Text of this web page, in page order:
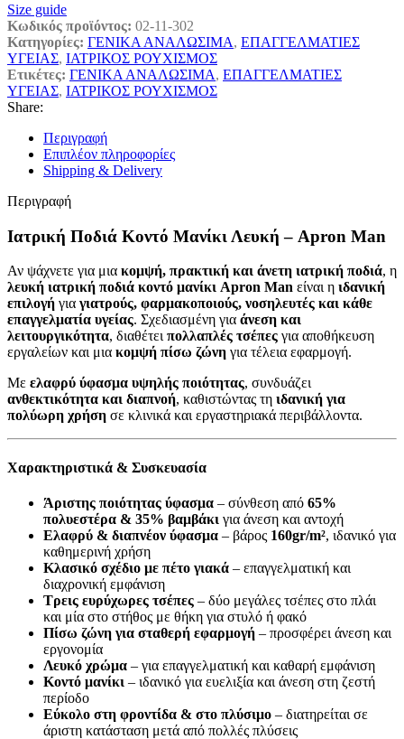
Size guide
Κωδικός προϊόντος: 02-11-302
Κατηγορίες: ΓΕΝΙΚΑ ΑΝΑΛΩΣΙΜΑ, ΕΠΑΓΓΕΛΜΑΤΙΕΣ
ΥΓΕΙΑΣ, ΙΑΤΡΙΚΟΣ ΡΟΥΧΙΣΜΟΣ
Ετικέτες: ΓΕΝΙΚΑ ΑΝΑΛΩΣΙΜΑ, ΕΠΑΓΓΕΛΜΑΤΙΕΣ
ΥΓΕΙΑΣ, ΙΑΤΡΙΚΟΣ ΡΟΥΧΙΣΜΟΣ
Share:
Περιγραφή
Επιπλέον πληροφορίες
Shipping & Delivery
Περιγραφή
Ιατρική Ποδιά Κοντό Μανίκι Λευκή – Apron Man
Αν ψάχνετε για μια κομψή, πρακτική και άνετη ιατρική ποδιά, η
λευκή ιατρική ποδιά κοντό μανίκι Apron Man είναι η ιδανική
επιλογή για γιατρούς, φαρμακοποιούς, νοσηλευτές και κάθε
επαγγελματία υγείας. Σχεδιασμένη για άνεση και
λειτουργικότητα, διαθέτει πολλαπλές τσέπες για αποθήκευση
εργαλείων και μια κομψή πίσω ζώνη για τέλεια εφαρμογή.
Με ελαφρύ ύφασμα υψηλής ποιότητας, συνδυάζει
ανθεκτικότητα και διαπνοή, καθιστώντας τη ιδανική για
πολύωρη χρήση σε κλινικά και εργαστηριακά περιβάλλοντα.
Χαρακτηριστικά & Συσκευασία
Άριστης ποιότητας ύφασμα – σύνθεση από 65%
πολυεστέρα & 35% βαμβάκι για άνεση και αντοχή
Ελαφρύ & διαπνέον ύφασμα – βάρος 160gr/m², ιδανικό για
καθημερινή χρήση
Κλασικό σχέδιο με πέτο γιακά – επαγγελματική και
διαχρονική εμφάνιση
Τρεις ευρύχωρες τσέπες – δύο μεγάλες τσέπες στο πλάι
και μία στο στήθος με θήκη για στυλό ή φακό
Πίσω ζώνη για σταθερή εφαρμογή – προσφέρει άνεση και
εργονομία
Λευκό χρώμα – για επαγγελματική και καθαρή εμφάνιση
Κοντό μανίκι – ιδανικό για ευελιξία και άνεση στη ζεστή
περίοδο
Εύκολο στη φροντίδα & στο πλύσιμο – διατηρείται σε
άριστη κατάσταση μετά από πολλές πλύσεις